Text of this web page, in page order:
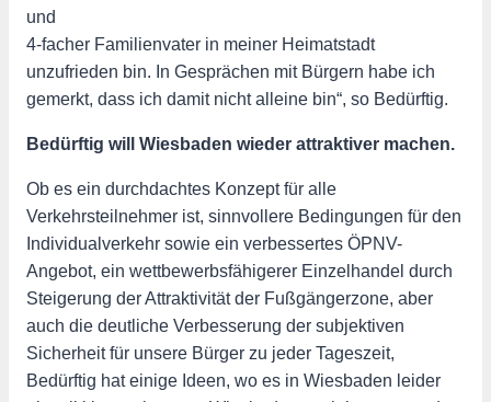
und
4-facher Familienvater in meiner Heimatstadt
unzufrieden bin. In Gesprächen mit Bürgern habe ich
gemerkt, dass ich damit nicht alleine bin“, so Bedürftig.
Bedürftig will Wiesbaden wieder attraktiver machen.
Ob es ein durchdachtes Konzept für alle
Verkehrsteilnehmer ist, sinnvollere Bedingungen für den
Individualverkehr sowie ein verbessertes ÖPNV-
Angebot, ein wettbewerbsfähigerer Einzelhandel durch
Steigerung der Attraktivität der Fußgängerzone, aber
auch die deutliche Verbesserung der subjektiven
Sicherheit für unsere Bürger zu jeder Tageszeit,
Bedürftig hat einige Ideen, wo es in Wiesbaden leider